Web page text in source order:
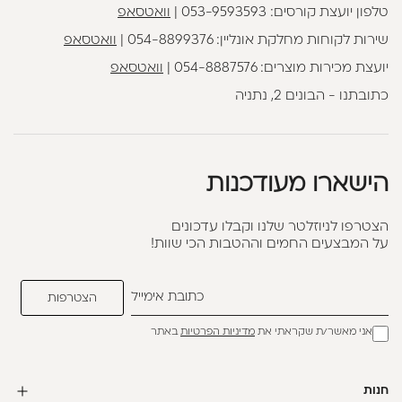
טלפון יועצת קורסים: 053-9593593 וואטסאפ
שירות לקוחות מחלקת אונליין:054-8899376 וואטסאפ
יועצת מכירות מוצרים:054-8887576 וואטסאפ
כתובתנו - הבונים 2, נתניה
הישארו מעודכנות
הצטרפו לניוזלטר שלנו וקבלו עדכונים
על המבצעים החמים וההטבות הכי שוות!
אני מאשר/ת שקראתי את מדיניות הפרטיותבאתר
חנות